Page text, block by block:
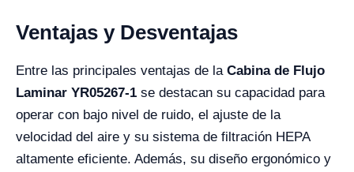
Ventajas y Desventajas
Entre las principales ventajas de la Cabina de Flujo
Laminar YR05267-1 se destacan su capacidad para
operar con bajo nivel de ruido, el ajuste de la
velocidad del aire y su sistema de filtración HEPA
altamente eficiente. Además, su diseño ergonómico y